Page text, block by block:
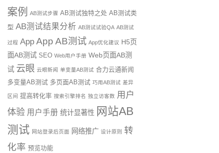
案例
AB测试步骤 AB测试独特之处 AB测试类
型 AB测试结果分析 AB测试试验QA AB测试
过程 App App AB测试 App优化建议 H5页
面AB测试 SEO Web用户手册 Web页面AB测
试 云眼 云眼新闻 单变量AB测试 合力云通新闻
多变量AB测试 多页面AB测试 巧用AB测试 差异
区间 提高转化率 搜索引擎排名 独立访客数 用户
体验 用户手册 统计显著性 网站AB
测试 网站登录后页面 网络推广 设计原则
转
化率 预览功能